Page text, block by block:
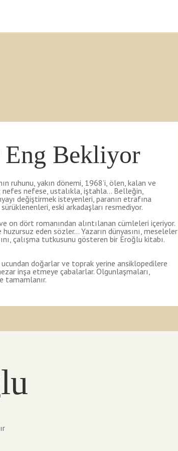
Bekliyor
ruhunu, yakın dönemi, 1968’i, ölen, kalan ve
nefes nefese, ustalıkla, iştahla… Belleğin,
değiştirmek isteyenleri, paranın etrafına
eski arkadaşları resmediyor.
on dört romanından alıntılanan cümleleri içeriyor.
eden sözler… Yazarın dünyasını, meseleler
çalışma tutkusunu gösteren bir Eroğlu kitabı.
doğarlar ve toprak yerine ansiklopedilere
inşa etmeye çabalarlar. Olgunlaşmaları,
tamamlanır.